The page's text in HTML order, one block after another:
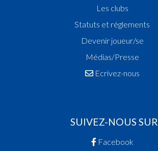
Les clubs
Statuts et réglements
Devenir joueur/se
Médias/Presse
Ecrivez-nous
SUIVEZ-NOUS SUR
Facebook